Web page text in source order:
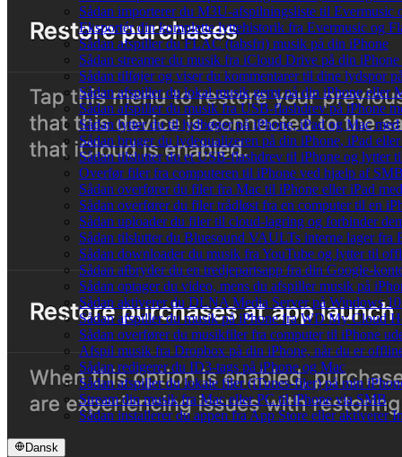
Sådan importerer du M3U-afspilningsliste til Evermusic
Eksportér din komplette lyttehistorik fra Evermusic og
Sådan afspiller du FLAC (tabsfri) musik på din iPhone
Sådan streamer du musik fra iCloud Drive på din
Sådan tilføjer og viser du kommentarer til dine lydspor
Sådan afspiller du lokal musik gemt på din iPhone eller
Sådan afspiller du musik fra USB-flashdrev på iPhone
Sådan lytter du til lydbøger på iPhone, iPad og Mac
Sådan bruger du lydequalizeren på din iPhone, iPad
Sådan tilslutter du et USB-flashdrev til iPhone og lytter
Overfør filer fra computeren til iPhone ved hjælp af
Sådan overfører du filer fra Mac til iPhone eller iPad
Sådan overfører du filer trådløst fra en computer til en
Sådan uploader du filer til cloud-lagring og forbinder
Sådan tilslutter du Bluesound VAULTs interne lager fra
Sådan downloader du musik fra YouTube og lytter til
Sådan afbryder du en tredjepartsapp fra din Google-
Sådan optager du video, mens du afspiller musik på
Sådan aktiverer du DLNA Media Server på Windows
Sådan afspiller du musik på iPhone fra WD My Cloud
Sådan overfører du musikfiler fra computer til iPhone
Afspil musik fra Dropbox på din iPhone, når du er
Sådan redigerer du ID3-tags på iPhone og Mac
Sådan afspiller du lokale filer (iTunes-filer) på min
Stream din musik fra Mac eller PC til iPhone via SMB
Sådan installerer du appen fra App Store eller
Dansk